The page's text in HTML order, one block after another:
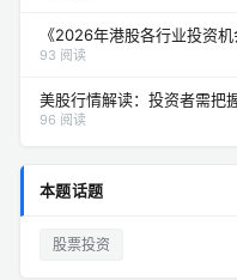
《2026年港股各行业投资机
93 阅读
美股行情解读：投资者需把
96 阅读
本题话题
股票投资